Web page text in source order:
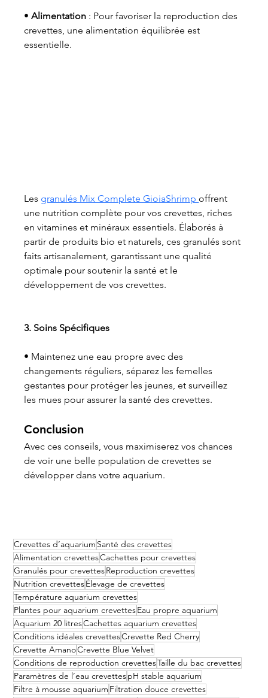
• Alimentation : Pour favoriser la reproduction des
crevettes, une alimentation équilibrée est
essentielle.
Les granulés Mix Complete GioiaShrimp offrent
une nutrition complète pour vos crevettes, riches
en vitamines et minéraux essentiels. Élaborés à
partir de produits bio et naturels, ces granulés sont
faits artisanalement, garantissant une qualité
optimale pour soutenir la santé et le
développement de vos crevettes.
3. Soins Spécifiques
• Maintenez une eau propre avec des
changements réguliers, séparez les femelles
gestantes pour protéger les jeunes, et surveillez
les mues pour assurer la santé des crevettes.
Conclusion
Avec ces conseils, vous maximiserez vos chances
de voir une belle population de crevettes se
développer dans votre aquarium.
Crevettes d’aquarium Santé des crevettes
Alimentation crevettesCachettes pour crevettes
Granulés pour crevettesReproduction crevettes
Nutrition crevettesÉlevage de crevettes
Température aquarium crevettes
Plantes pour aquarium crevettesEau propre aquarium
Aquarium 20 litresCachettes aquarium crevettes
Conditions idéales crevettesCrevette Red Cherry
Crevette AmanoCrevette Blue Velvet
Conditions de reproduction crevettesTaille du bac crevettes
Paramètres de l’eau crevettespH stable aquarium
Filtre à mousse aquarium Filtration douce crevettes